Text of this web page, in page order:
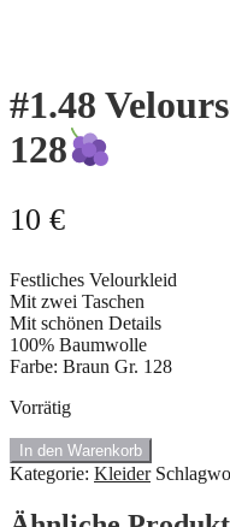
#1.48
128
10 €
Festliches Velourkleid
Mit zwei Taschen
Mit schönen Details
100% Baumwolle
Farbe: Braun Gr. 128
Vorrätig
#1.48
Velours-
Kleid.
Größe:
In den Warenkorb
Kategorie: Kleider